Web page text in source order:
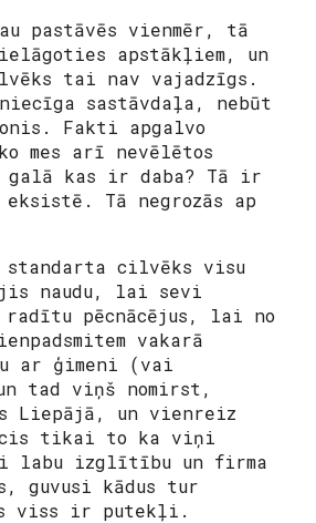
pastāvēs vienmēr, tā
apstākļiem, un
tai nav vajadzīgs.
sastāvdaļa, nebūt
Fakti apgalvo
mes arī nevēlētos
galā kas ir daba? Tā ir
Tā negrozās ap
standarta cilvēks visu
naudu, lai sevi
pēcnācējus, lai no
vakarā
ar ģimeni (vai
tad viņš nomirst,
Liepājā, un vienreiz
tikai to ka viņi
labu izglītību un firma
guvusi kādus tur
viss ir putekļi.